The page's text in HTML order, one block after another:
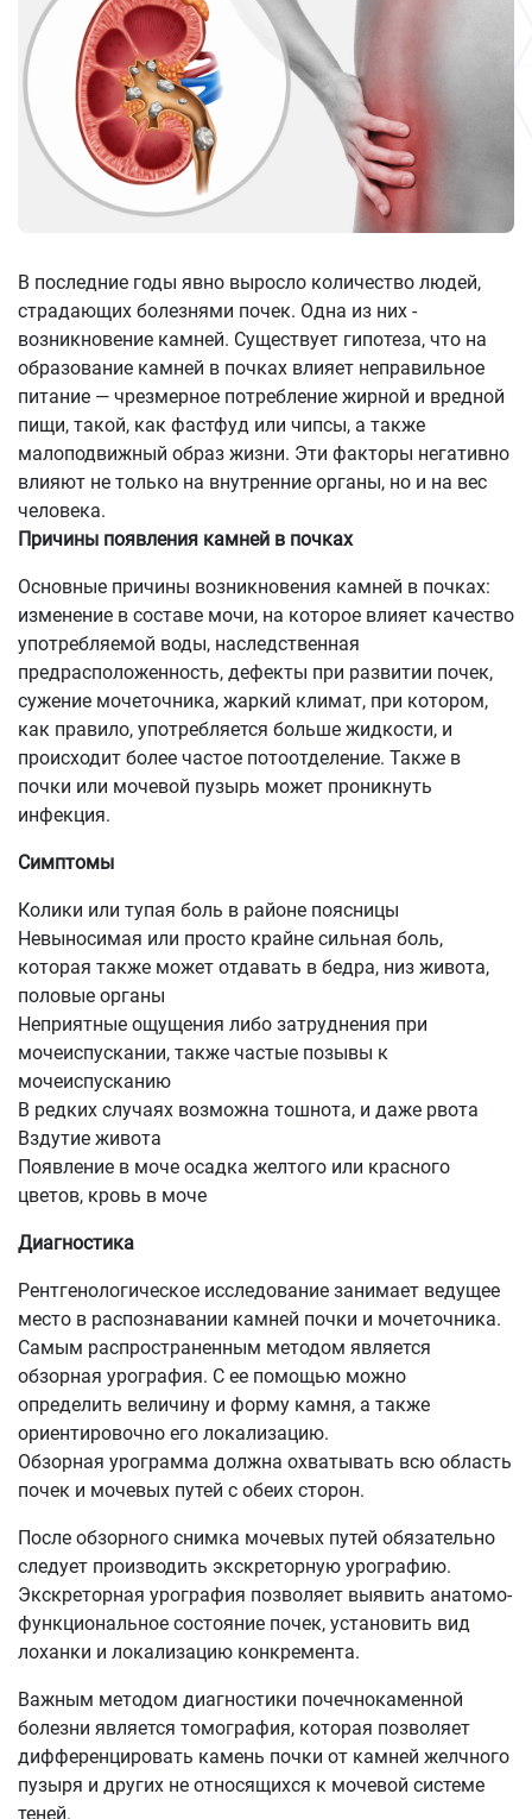
В последние годы явно выросло количество людей,
страдающих болезнями почек. Одна из них -
возникновение камней. Существует гипотеза, что на
образование камней в почках влияет неправильное
питание — чрезмерное потребление жирной и вредной
пищи, такой, как фастфуд или чипсы, а также
малоподвижный образ жизни. Эти факторы негативно
влияют не только на внутренние органы, но и на вес
человека.
Причины появления камней в почках
Основные причины возникновения камней в почках:
изменение в составе мочи, на которое влияет качество
употребляемой воды, наследственная
предрасположенность, дефекты при развитии почек,
сужение мочеточника, жаркий климат, при котором,
как правило, употребляется больше жидкости, и
происходит более частое потоотделение. Также в
почки или мочевой пузырь может проникнуть
инфекция.
Симптомы
Колики или тупая боль в районе поясницы
Невыносимая или просто крайне сильная боль,
которая также может отдавать в бедра, низ живота,
половые органы
Неприятные ощущения либо затруднения при
мочеиспускании, также частые позывы к
мочеиспусканию
В редких случаях возможна тошнота, и даже рвота
Вздутие живота
Появление в моче осадка желтого или красного
цветов, кровь в моче
Диагностика
Рентгенологическое исследование занимает ведущее
место в распознавании камней почки и мочеточника.
Самым распространенным методом является
обзорная урография. С ее помощью можно
определить величину и форму камня, а также
ориентировочно его локализацию.
Обзорная урограмма должна охватывать всю область
почек и мочевых путей с обеих сторон.
После обзорного снимка мочевых путей обязательно
следует производить экскреторную урографию.
Экскреторная урография позволяет выявить анатомо-
функциональное состояние почек, установить вид
лоханки и локализацию конкремента.
Важным методом диагностики почечнокаменной
болезни является томография, которая позволяет
дифференцировать камень почки от камней желчного
пузыря и других не относящихся к мочевой системе
теней.